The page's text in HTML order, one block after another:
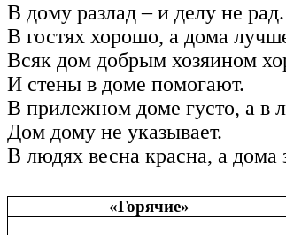
В дому разлад – и делу не рад.
В гостях хорошо, а дома
Всяк дом добрым хозяином
И стены в доме помогают.
В прилежном доме густо, а в
Дом дому не указывает.
В людях весна красна, а
«Горячие»